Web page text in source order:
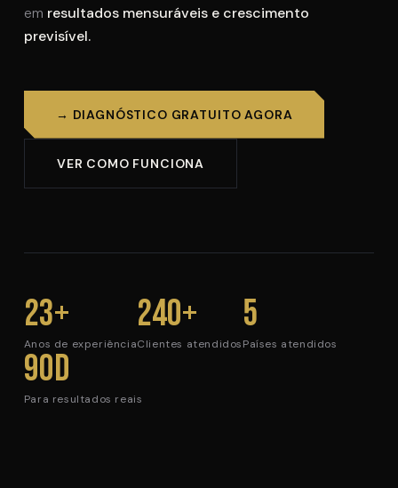
em resultados mensuráveis e crescimento
previsível.
→ DIAGNÓSTICO GRATUITO AGORA
VER COMO FUNCIONA
23+
Anos de experiência
240+
Clientes atendidos
5
Países atendidos
90d
Para resultados reais